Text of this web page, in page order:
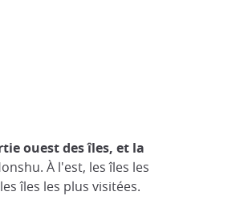
ouest des îles, et la
À l'est, les îles les
îles les plus visitées.